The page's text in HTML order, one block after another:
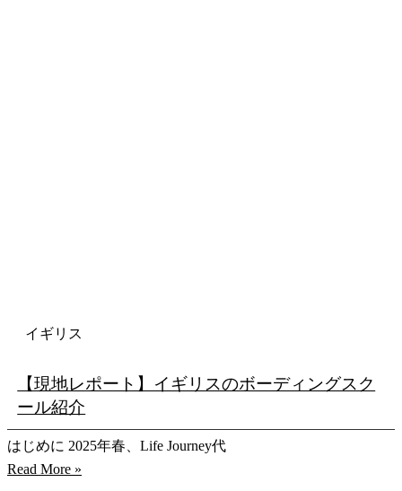
イギリス
【現地レポート】イギリスのボーディングスク
ール紹介
はじめに 2025年春、Life Journey代
Read More »